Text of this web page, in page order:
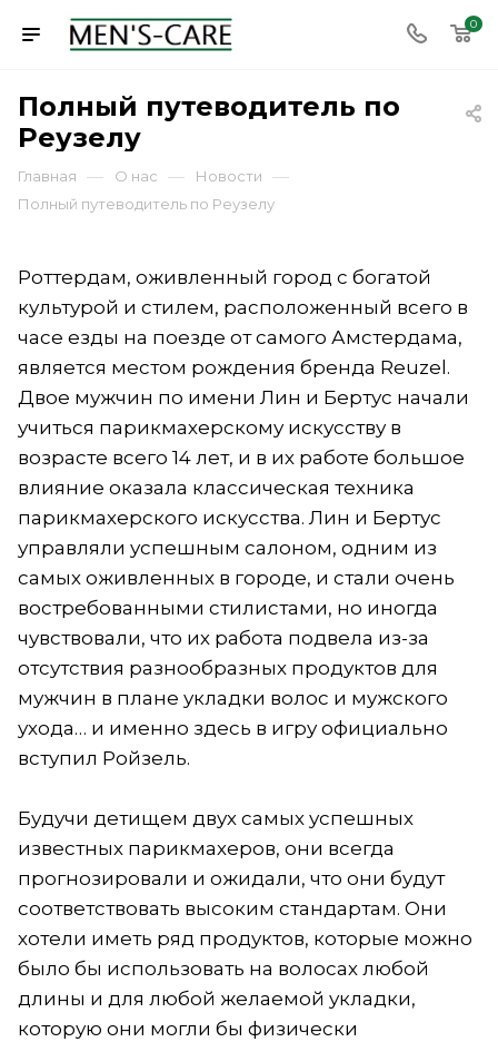
0
Полный путеводитель по
Реузелу
Главная — О нас — Новости —
Полный путеводитель по Реузелу
Роттердам, оживленный город с богатой
культурой и стилем, расположенный всего в
часе езды на поезде от самого Амстердама,
является местом рождения бренда Reuzel.
Двое мужчин по имени Лин и Бертус начали
учиться парикмахерскому искусству в
возрасте всего 14 лет, и в их работе большое
влияние оказала классическая техника
парикмахерского искусства. Лин и Бертус
управляли успешным салоном, одним из
самых оживленных в городе, и стали очень
востребованными стилистами, но иногда
чувствовали, что их работа подвела из-за
отсутствия разнообразных продуктов для
мужчин в плане укладки волос и мужского
ухода… и именно здесь в игру официально
вступил Ройзель.
Будучи детищем двух самых успешных
известных парикмахеров, они всегда
прогнозировали и ожидали, что они будут
соответствовать высоким стандартам. Они
хотели иметь ряд продуктов, которые можно
было бы использовать на волосах любой
длины и для любой желаемой укладки,
которую они могли бы физически